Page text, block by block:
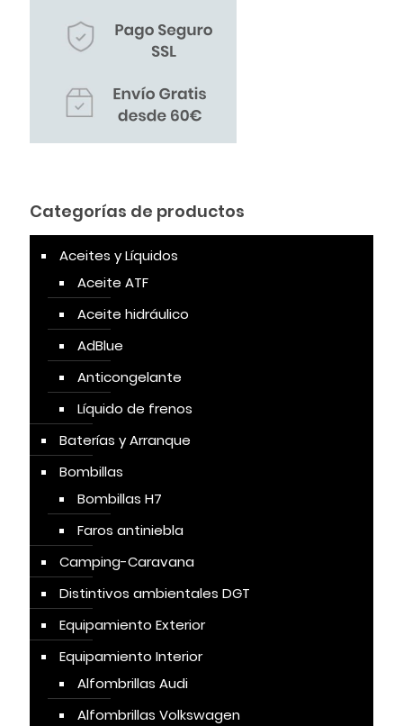
Categorías de productos
Aceites y Líquidos
Aceite ATF
Aceite hidráulico
AdBlue
Anticongelante
Líquido de frenos
Baterías y Arranque
Bombillas
Bombillas H7
Faros antiniebla
Camping-Caravana
Distintivos ambientales DGT
Equipamiento Exterior
Equipamiento Interior
Alfombrillas Audi
Alfombrillas Volkswagen